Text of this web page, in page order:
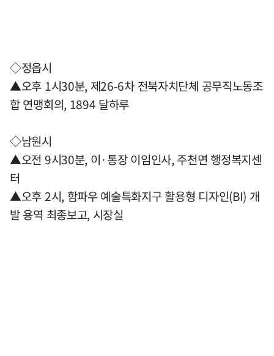
◇정읍시
▲오후 1시30분, 제26-6차 전북자치단체 공무직노동조
합 연맹회의, 1894 달하루
◇남원시
▲오전 9시30분, 이·통장 이임인사, 주천면 행정복지센
터
▲오후 2시, 함파우 예술특화지구 활용형 디자인(BI) 개
발 용역 최종보고, 시장실